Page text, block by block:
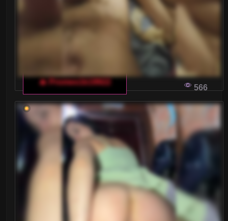
DŁUGOTERMINOWE RELACJE
Czy da się znaleźć miłość w internecie?
Oczywiście, że tak! Oto kilka praktycznych
dorosłych, by nawiązać głębokie i trwałe relacje.
WŁOSKI CZAT DLA DOROSŁYCH: JAK
ODNALEŹĆ SIEBIE I CIESZYĆ SIĘ CHWILĄ
W dobie cyfryzacji i globalizacji, internet oferuje
nam nieograniczone możliwości poznawania
nowych ludzi i eksplorowania swoich pragnień.
Jak więc można w pełni wykorzystać włoski czat
dla dorosłych i czerpać radość z chwil
spędzanych na takich platformach?
🔥 Promes1k19922
566